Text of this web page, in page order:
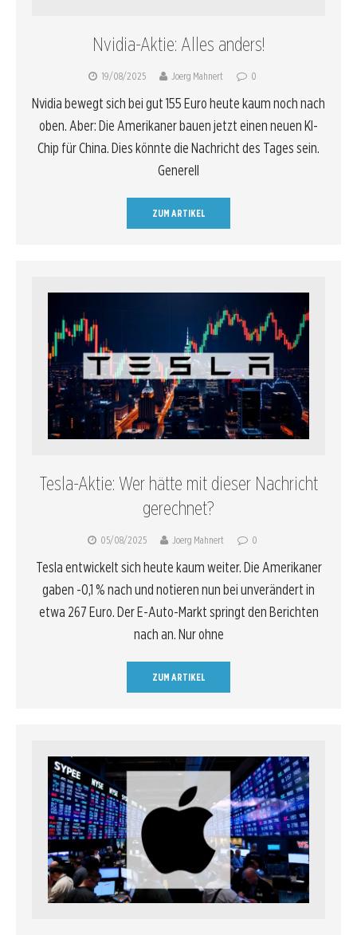
Nvidia-Aktie: Alles anders!
19/08/2025 Joerg Mahnert 0
Nvidia bewegt sich bei gut 155 Euro heute kaum noch nach
oben. Aber: Die Amerikaner bauen jetzt einen neuen KI-
Chip für China. Dies könnte die Nachricht des Tages sein.
Generell
ZUM ARTIKEL
Tesla-Aktie: Wer hätte mit dieser Nachricht
gerechnet?
05/08/2025 Joerg Mahnert 0
Tesla entwickelt sich heute kaum weiter. Die Amerikaner
gaben -0,1 % nach und notieren nun bei unverändert in
etwa 267 Euro. Der E-Auto-Markt springt den Berichten
nach an. Nur ohne
ZUM ARTIKEL